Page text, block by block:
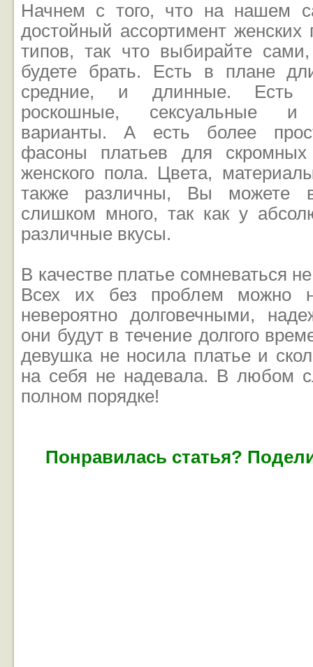
Начнем с того, что на нашем
достойный ассортимент женских
типов, так что выбирайте
будете брать. Есть в плане
средние, и длинные. Есть
роскошные, сексуальные и
варианты. А есть более
фасоны платьев для скромных
женского пола. Цвета,
также различны, Вы можете
слишком много, так как у
различные вкусы.
В качестве платье сомневаться
Всех их без проблем можно
невероятно долговечными,
они будут в течение долгого
девушка не носила платье и
на себя не надевала. В любом
полном порядке!
Понравилась статья?